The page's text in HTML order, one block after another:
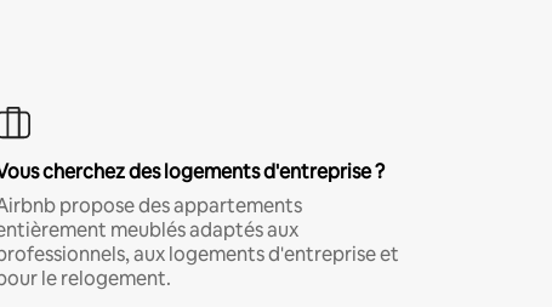
cherchez des logements d'entreprise ?
propose des appartements
meublés adaptés aux
aux logements d'entreprise et
le relogement.